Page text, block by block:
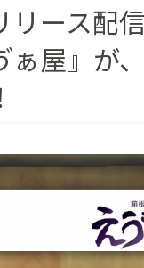
リース配
ぁ屋』が